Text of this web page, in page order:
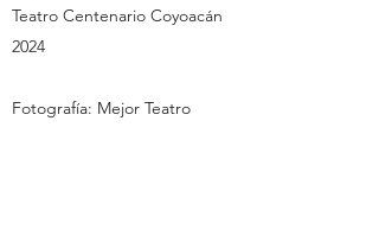
Teatro Centenario Coyoacán
2024
Fotografía: Mejor Teatro